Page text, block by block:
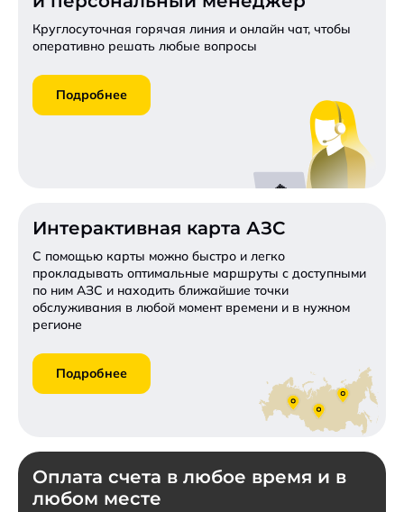
Круглосуточная горячая линия и онлайн чат, чтобы
оперативно решать любые вопросы
Подробнее
Интерактивная карта АЗС
С помощью карты можно быстро и легко
прокладывать оптимальные маршруты с доступными
по ним АЗС и находить ближайшие точки
обслуживания в любой момент времени и в нужном
регионе
Подробнее
Оплата счета в любое время и в
любом месте